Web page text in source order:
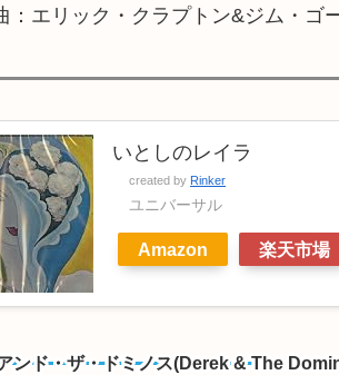
：エリック・クラプトン&ジム・ゴ
いとしのレイラ
created by Rinker
ユニバーサル
Amazon 楽天市場
ンド・ザ・ドミノス(Derek & The